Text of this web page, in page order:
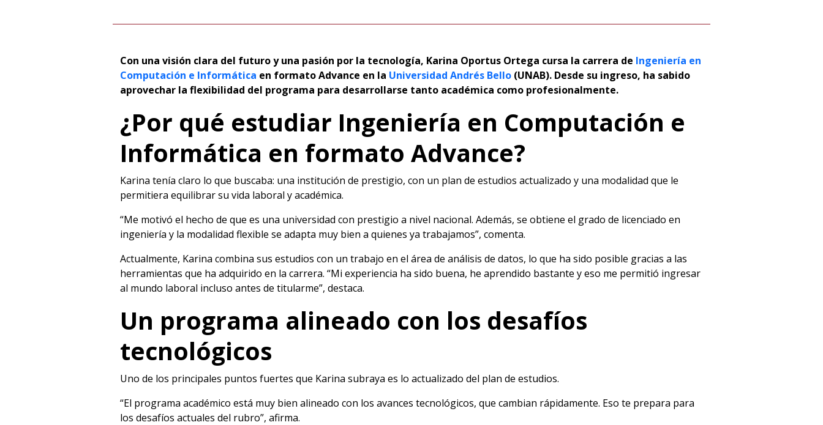
Con una visión clara del futuro y una pasión por la tecnología, Karina Oportus Ortega cursa la carrera de Ingeniería en
Computación e Informática en formato Advance en la Universidad Andrés Bello (UNAB). Desde su ingreso, ha sabido
aprovechar la flexibilidad del programa para desarrollarse tanto académica como profesionalmente.
¿Por qué estudiar Ingeniería en Computación e
Informática en formato Advance?
Karina tenía claro lo que buscaba: una institución de prestigio, con un plan de estudios actualizado y una modalidad que le
permitiera equilibrar su vida laboral y académica.
“Me motivó el hecho de que es una universidad con prestigio a nivel nacional. Además, se obtiene el grado de licenciado en
ingeniería y la modalidad flexible se adapta muy bien a quienes ya trabajamos”, comenta.
Actualmente, Karina combina sus estudios con un trabajo en el área de análisis de datos, lo que ha sido posible gracias a las
herramientas que ha adquirido en la carrera. “Mi experiencia ha sido buena, he aprendido bastante y eso me permitió ingresar
al mundo laboral incluso antes de titularme”, destaca.
Un programa alineado con los desafíos
tecnológicos
Uno de los principales puntos fuertes que Karina subraya es lo actualizado del plan de estudios.
“El programa académico está muy bien alineado con los avances tecnológicos, que cambian rápidamente. Eso te prepara para
los desafíos actuales del rubro”, afirma.